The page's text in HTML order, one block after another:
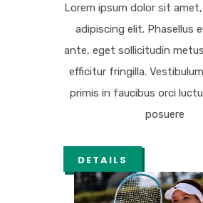
Lorem ipsum dolor sit
adipiscing elit. Phasellus
ante, eget sollicitudin
efficitur fringilla.
primis in faucibus orci
posuere
DETAILS